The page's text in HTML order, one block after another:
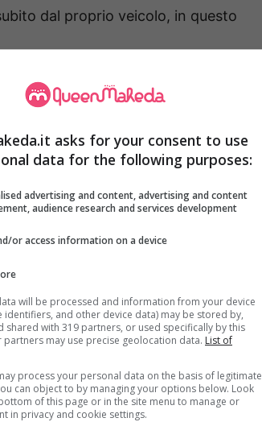
dal proprio veicolo, in questo
asks for your consent to use
data for the following purposes:
advertising and content, advertising and content
audience research and services development
or access information on a device
will be processed and information from your device
identifiers, and other device data) may be stored by,
shared with 319 partners, or used specifically by this
partners may use precise geolocation data. List of
process your personal data on the basis of legitimate
can object to by managing your options below. Look
of this page or in the site menu to manage or
in privacy and cookie settings.